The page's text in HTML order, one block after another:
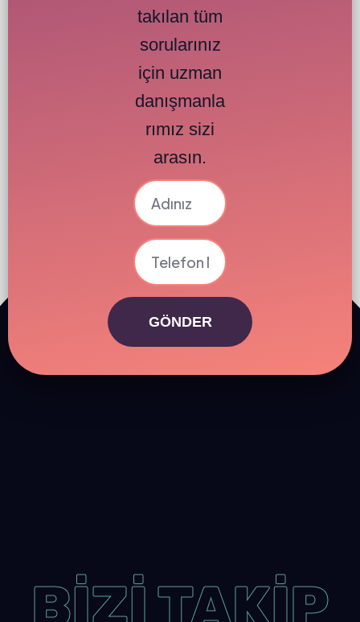
takılan tüm
sorularınız
için uzman
danışmanla
rımız sizi
arasın.
GÖNDER
BİZİ TAKİP